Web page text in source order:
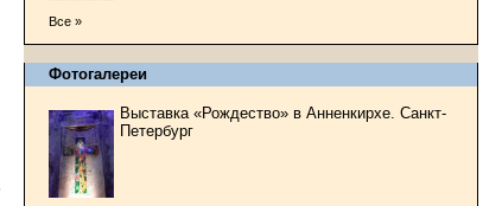
Все »
Фотогалереи
Выставка «Рождество» в Анненкирхе. Санкт-
Петербург